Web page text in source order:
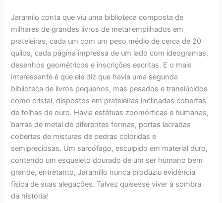
Jaramilo conta que viu uma biblioteca composta de
milhares de grandes livros de metal empilhados em
prateleiras, cada um com um peso médio de cerca de 20
quilos, cada página impressa de um lado com ideogramas,
desenhos geométricos e inscrições escritas. E o mais
interessante é que ele diz que havia uma segunda
biblioteca de livros pequenos, mas pesados e translúcidos
como cristal, dispostos em prateleiras inclinadas cobertas
de folhas de ouro. Havia estátuas zoomórficas e humanas,
barras de metal de diferentes formas, portas lacradas
cobertas de misturas de pedras coloridas e
semipreciosas. Um sarcófago, esculpido em material duro,
contendo um esqueleto dourado de um ser humano bem
grande, entretanto, Jaramillo nunca produziu evidência
física de suas alegações. Talvez quisesse viver à sombra
da história!